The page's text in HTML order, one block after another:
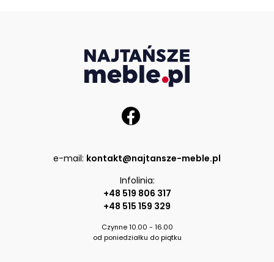
e-mail: kontakt@najtansze-meble.pl
Infolinia:
+48 519 806 317
+48 515 159 329
Czynne 10.00 - 16.00
od poniedziałku do piątku